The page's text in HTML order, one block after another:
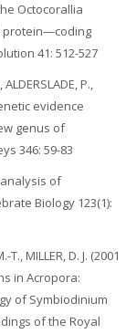
Octocorallia
protein—coding
41: 512-527
ALDERSLADE, P.,
evidence
genus of
346: 59-83
analysis of
Biology 123(1):
T., MILLER, D. J. (2001
in Acropora:
of Symbiodinium
of the Royal